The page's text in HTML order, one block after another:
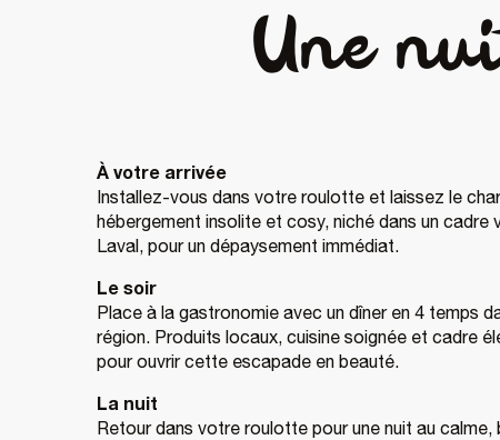
Une
À votre arrivée
Installez-vous dans votre roulotte et laissez le
hébergement insolite et cosy, niché dans un cadre
Laval, pour un dépaysement immédiat.
Le soir
Place à la gastronomie avec un dîner en 4 temps
région. Produits locaux, cuisine soignée et cadre
pour ouvrir cette escapade en beauté.
La nuit
Retour dans votre roulotte pour une nuit au calme,